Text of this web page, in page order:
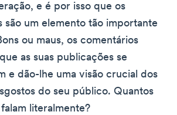
e é por isso que os
são um elemento tão importante
ou maus, os comentários
as suas publicações se
e dão-lhe uma visão crucial dos
do seu público. Quantos
literalmente?